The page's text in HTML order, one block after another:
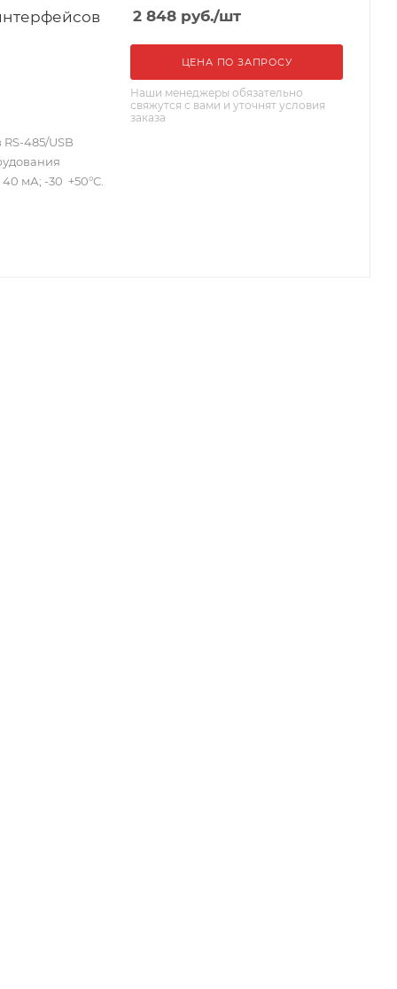
485/USB
мА; -30 +50°С.
2 848 руб./шт
ЦЕНА ПО ЗАПРОСУ
Наши менеджеры обязательно
свяжутся с вами и уточнят условия
заказа